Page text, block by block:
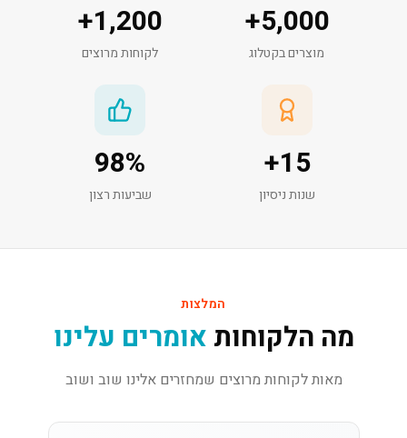
5,000
+
מוצרים בקטלוג
1,200
+
לקוחות מרוצים
15
+
שנות ניסיון
98%
שביעות רצון
המלצות
מה הלקוחות אומרים עלינו
מאות לקוחות מרוצים שמחזרים אלינו שוב ושוב